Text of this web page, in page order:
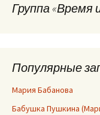
Группа «Время
Популярные
Мария Бабанова
Бабушка Пушкина